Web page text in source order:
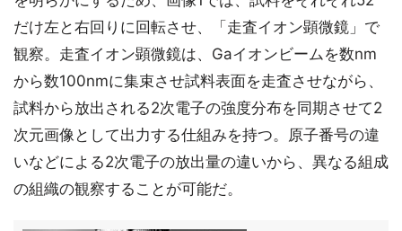
だけ左と右回りに回転させ、「走査イオン顕微鏡」で
観察。走査イオン顕微鏡は、Gaイオンビームを数nm
から数100nmに集束させ試料表面を走査させながら、
試料から放出される2次電子の強度分布を同期させて2
次元画像として出力する仕組みを持つ。原子番号の違
いなどによる2次電子の放出量の違いから、異なる組成
の組織の観察することが可能だ。